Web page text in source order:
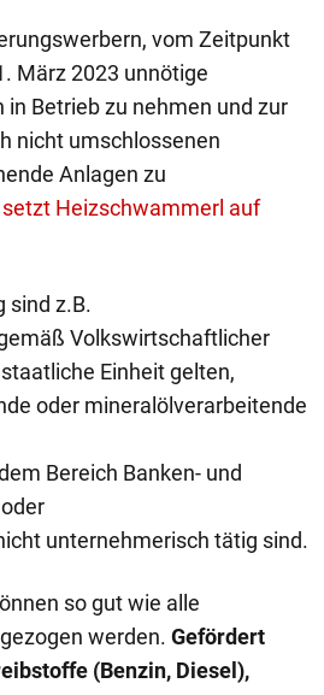
vom Zeitpunkt
März 2023 unnötige
Betrieb zu nehmen und zur
nicht umschlossenen
Anlagen zu
setzt Heizschwammerl auf
sind z.B.
Volkswirtschaftlicher
Einheit gelten,
oder mineralölverarbeitende
Bereich Banken- und
unternehmerisch tätig sind.
so gut wie alle
werden. Gefördert
(Benzin, Diesel),